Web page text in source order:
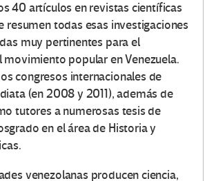
40 artículos en revistas científicas
resumen todas esas investigaciones
muy pertinentes para el
popular en Venezuela.
congresos internacionales de
(en 2008 y 2011), además de
tutores a numerosas tesis de
en el área de Historia y
venezolanas producen ciencia,